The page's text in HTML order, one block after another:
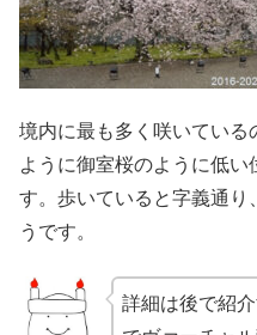
境内に最も多く咲いてい
ように御室桜のように低
す。歩いていると字義通り
うです。
詳細は後で紹